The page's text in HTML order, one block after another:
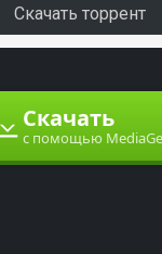
Скачать торрент
Скачать
с помощью